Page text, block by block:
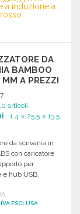
un preventivo
DA
BAMBOO
A PREZZI
articoli
: 1.4 x 25.5 x 13.5
da scrivania in
con caricatore
per
e hub USB.
IVA ESCLUSA